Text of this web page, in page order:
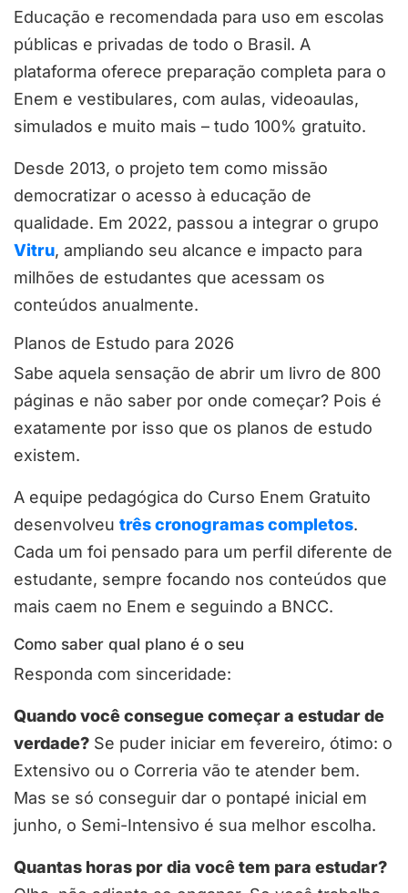
Educação e recomendada para uso em escolas
públicas e privadas de todo o Brasil. A
plataforma oferece preparação completa para o
Enem e vestibulares, com aulas, videoaulas,
simulados e muito mais – tudo 100% gratuito.
Desde 2013, o projeto tem como missão
democratizar o acesso à educação de
qualidade. Em 2022, passou a integrar o grupo
Vitru, ampliando seu alcance e impacto para
milhões de estudantes que acessam os
conteúdos anualmente.
Planos de Estudo para 2026
Sabe aquela sensação de abrir um livro de 800
páginas e não saber por onde começar? Pois é
exatamente por isso que os planos de estudo
existem.
A equipe pedagógica do Curso Enem Gratuito
desenvolveu três cronogramas completos.
Cada um foi pensado para um perfil diferente de
estudante, sempre focando nos conteúdos que
mais caem no Enem e seguindo a BNCC.
Como saber qual plano é o seu
Responda com sinceridade:
Quando você consegue começar a estudar de
verdade? Se puder iniciar em fevereiro, ótimo: o
Extensivo ou o Correria vão te atender bem.
Mas se só conseguir dar o pontapé inicial em
junho, o Semi-Intensivo é sua melhor escolha.
Quantas horas por dia você tem para estudar?